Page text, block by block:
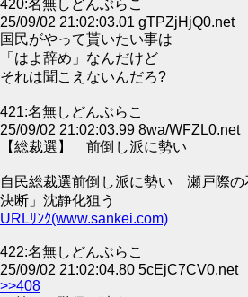
420:名無しどんぶらこ
25/09/02 21:02:03.01 gTPZjHjQ0.net
国民がやって貰いたい事は
「はよ辞め」なんだけど
それは聞こえないんだろ?
421:名無しどんぶらこ
25/09/02 21:02:03.99 8wa/WFZL0.net
【総裁選】 前倒し派に勢い
自民総裁選前倒し派に勢い 瀬戸際の
決断」沈静化狙う
URLﾘﾝｸ(www.sankei.com)
422:名無しどんぶらこ
25/09/02 21:02:04.80 5cEjC7CV0.net
>>408